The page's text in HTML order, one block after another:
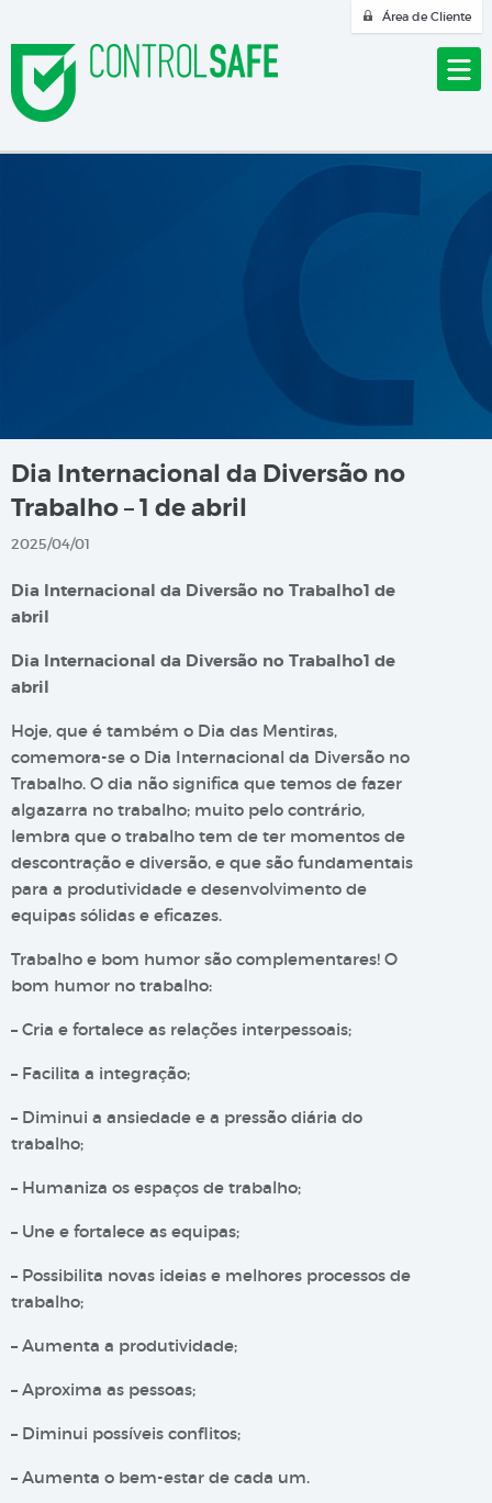
Área de Cliente
Dia Internacional da Diversão no
Trabalho – 1 de abril
2025/04/01
Dia Internacional da Diversão no Trabalho1 de
abril
Dia Internacional da Diversão no Trabalho1 de
abril
Hoje, que é também o Dia das Mentiras,
comemora-se o Dia Internacional da Diversão no
Trabalho. O dia não significa que temos de fazer
algazarra no trabalho; muito pelo contrário,
lembra que o trabalho tem de ter momentos de
descontração e diversão, e que são fundamentais
para a produtividade e desenvolvimento de
equipas sólidas e eficazes.
Trabalho e bom humor são complementares! O
bom humor no trabalho:
– Cria e fortalece as relações interpessoais;
– Facilita a integração;
– Diminui a ansiedade e a pressão diária do
trabalho;
– Humaniza os espaços de trabalho;
– Une e fortalece as equipas;
– Possibilita novas ideias e melhores processos de
trabalho;
– Aumenta a produtividade;
– Aproxima as pessoas;
– Diminui possíveis conflitos;
– Aumenta o bem-estar de cada um.